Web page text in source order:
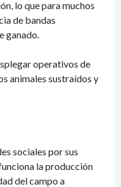
lo que para muchos
de bandas
ganado.
operativos de
animales sustraídos y
sociales por sus
la producción
del campo a